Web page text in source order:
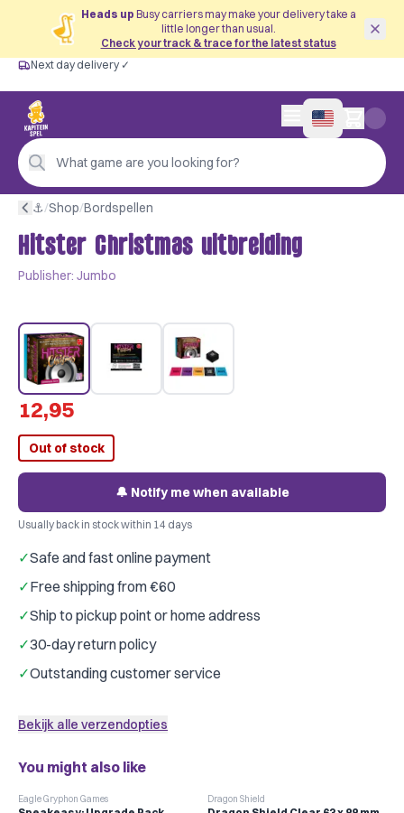
Heads up Busy carriers may make your delivery take a
little longer than usual.
Check your track & trace for the latest status
Free from €60
Next day delivery ✓
Personal advice
4,9/5 —
Next day delivery ✓
What game are you looking for?
0 items in cart
⚓︎/Shop/Bordspellen
Hitster Christmas uitbreiding
Publisher: Jumbo
12,95
Out of stock
🔔 Notify me when available
Usually back in stock within 14 days
✓Safe and fast online payment
✓Free shipping from €60
✓Ship to pickup point or home address
✓30-day return policy
✓Outstanding customer service
Bekijk alle verzendopties
You might also like
Eagle Gryphon Games Dragon Shield